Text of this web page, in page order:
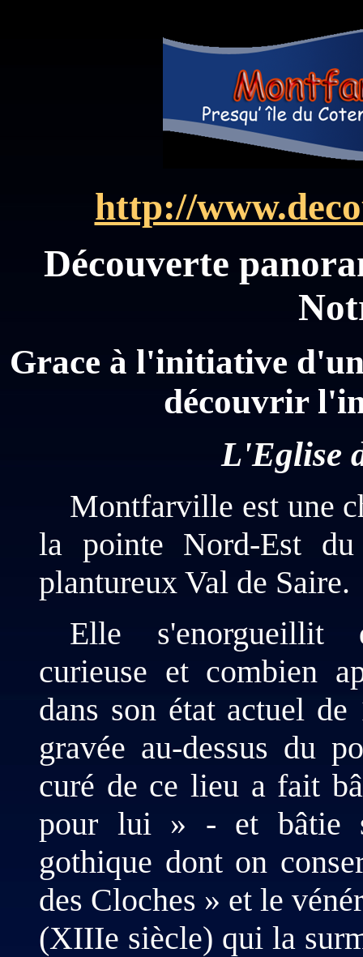
http://
Découverte
Grace à l'initiative
découvrir
L'Eglise
Montfarville est une
la pointe Nord-Est
plantureux Val de Saire.
Elle s'enorgueillit
curieuse et combien
dans son état actuel
gravée au-dessus du
curé de ce lieu a fait
pour lui » - et bâtie
gothique dont on
des Cloches » et le
(XIIIe siècle) qui la